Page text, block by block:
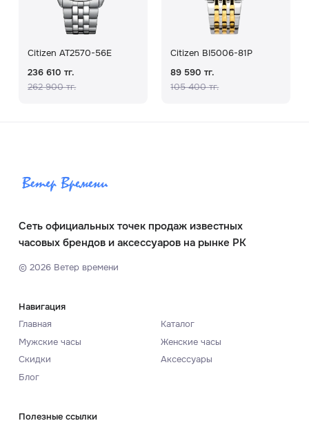
Citizen AT2570-56E
236 610 тг.
262 900 тг.
Citizen BI5006-81P
89 590 тг.
105 400 тг.
Сеть официальных точек продаж известных
часовых брендов и аксессуаров на рынке РК
© 2026Ветер времени
Навигация
Главная
Каталог
Мужские часы
Женские часы
Скидки
Аксессуары
Блог
Полезные ссылки